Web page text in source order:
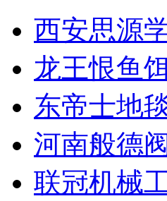
西安思源
龙王恨鱼
东帝士地
河南般德
联冠机械